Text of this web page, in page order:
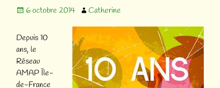
6 octobre 2014 Catherine
Depuis 10
ans, le
Réseau
AMAP Île-
de-France